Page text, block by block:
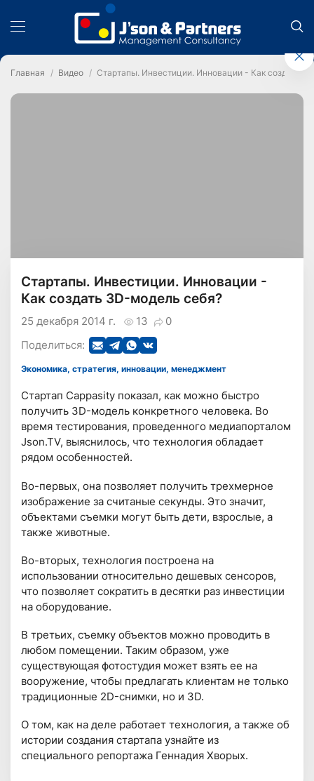
Главная Видео Стартапы. Инвестиции. Инновации - Как создать
Стартапы. Инвестиции. Инновации -
Как создать 3D-модель себя?
13 0
25 декабря 2014 г.
Поделиться:
Экономика, стратегия, инновации, менеджмент
Стартап Cappasity показал, как можно быстро
получить 3D-модель конкретного человека. Во
время тестирования, проведенного медиапорталом
Json.TV, выяснилось, что технология обладает
рядом особенностей.
Во-первых, она позволяет получить трехмерное
изображение за считаные секунды. Это значит,
объектами съемки могут быть дети, взрослые, а
также животные.
Во-вторых, технология построена на
использовании относительно дешевых сенсоров,
что позволяет сократить в десятки раз инвестиции
на оборудование.
В третьих, съемку объектов можно проводить в
любом помещении. Таким образом, уже
существующая фотостудия может взять ее на
вооружение, чтобы предлагать клиентам не только
традиционные 2D-снимки, но и 3D.
О том, как на деле работает технология, а также об
истории создания стартапа узнайте из
специального репортажа Геннадия Хворых.